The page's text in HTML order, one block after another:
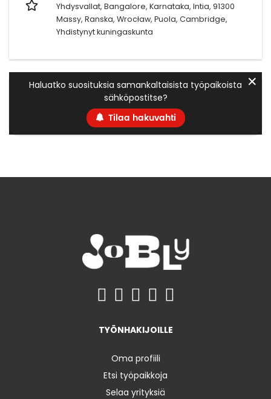
Yhdysvallat, Bangalore, Karnataka, Intia, 91300
Massy, Ranska, Wrocław, Puola, Cambridge,
Yhdistynyt kuningaskunta
Haluatko suosituksia samankaltaisista työpaikoista
sähköpostitse?
Tilaa hakuvahti
✕
TYÖNHAKIJOILLE
Oma profiili
Etsi työpaikkoja
Selaa yrityksiä